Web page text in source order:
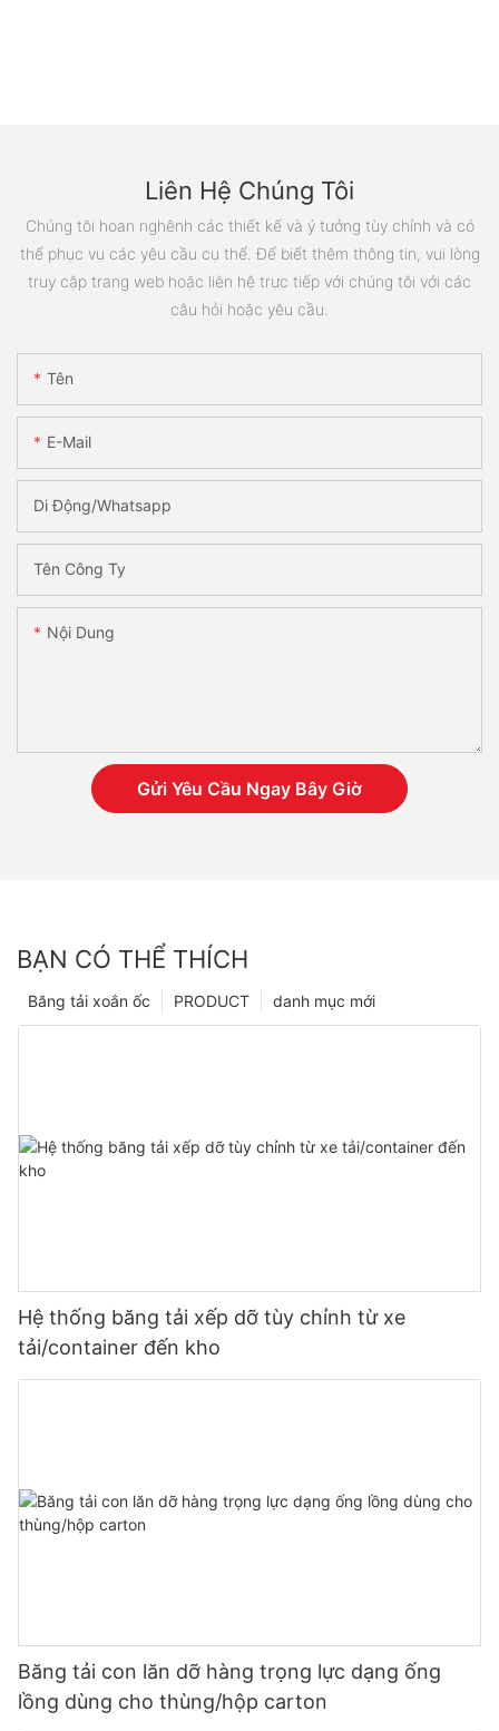
Liên Hệ Chúng Tôi
Chúng tôi hoan nghênh các thiết kế và ý tưởng tùy chỉnh và có
thể phục vụ các yêu cầu cụ thể. Để biết thêm thông tin, vui lòng
truy cập trang web hoặc liên hệ trực tiếp với chúng tôi với các
câu hỏi hoặc yêu cầu.
Tên
E-Mail
Di Động/Whatsapp
Tên Công Ty
Nội Dung
Gửi Yêu Cầu Ngay Bây Giờ
BẠN CÓ THỂ THÍCH
danh mục mới
PRODUCT
Băng tải xoắn ốc
Hệ thống băng tải xếp dỡ tùy chỉnh từ xe
tải/container đến kho
Băng tải con lăn dỡ hàng trọng lực dạng ống
lồng dùng cho thùng/hộp carton